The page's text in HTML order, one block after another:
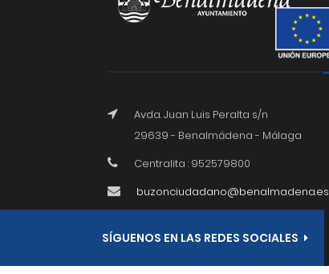
Avda. Juan Luis Peralta s/n
29639 - Benalmádena - Málaga
Centralita : 952579800
buzonciudadano@benalmadena.es
SÍGUENOS EN LAS REDES SOCIALES